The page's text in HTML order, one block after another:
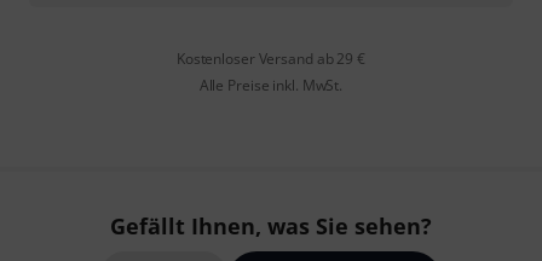
Kostenloser Versand ab 29 €
Alle Preise inkl. MwSt.
Gefällt Ihnen, was Sie sehen?